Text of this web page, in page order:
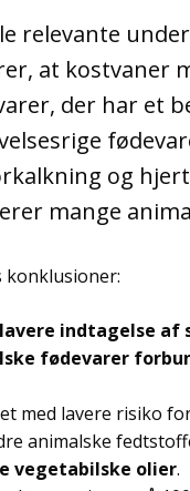
relevante
at kostvaner
der har et
og
mange
konklusioner:
lavere indtagelse af
fødevarer
med lavere risiko
animalske
vegetabilske olier.